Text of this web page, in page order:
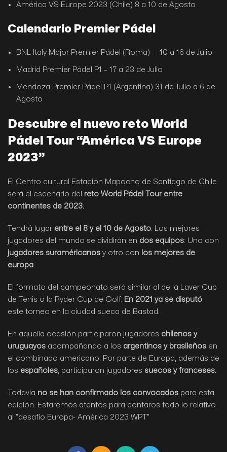
América VS Europe 2023 (Chile) 8 a 10 de Agosto
Calendario Premier Pádel
BNL Italy Major Premier Pádel (Roma) – 10 a 16 de Julio
Madrid Premier Pádel P1 – 17 a 23 de Julio
Mendoza Premier Pádel P1 (Argentina) 31 de Julio a 6 de
Agosto
Descubre el nuevo reto World
Pádel Tour “América VS Europe
2023”
El Centro cultural Estación Mapocho de Santiago de Chile
será el escenario del reto World Pádel Tour entre
continentes de 2023.
Tendrá lugar entre el 8 y el 10 de Agosto. Los mejores
jugadores del mundo se dividirán en dos equipos: Uno con
jugadores suraméricanos y otro con los mejores de
europa.
El formato del campeonato será similar al de la Laver Cup
de Tenis o la Ryder Cup de Golf. En 2021 ya se disputó
este torneo en la ciudad sueca de Bastad.
En aquella ocasión participaron jugadores chilenos y
uruguayos acompañando a los argentinos y brasileños en
el combinado americano. Por parte de Europa, además de
los españoles, participaron jugadores suecos y franceses.
Todavía no se han confirmado los convocados para esta
edición. Estaremos atentos para contaros todo lo relativo
al “desafío Europa- América 2023 WPT”